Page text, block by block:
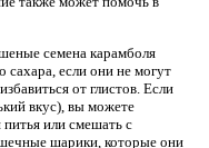
семена карамболя
сахара, если они не могут
от глистов. Если
вкус), вы можете
или смешать с
шарики, которые они